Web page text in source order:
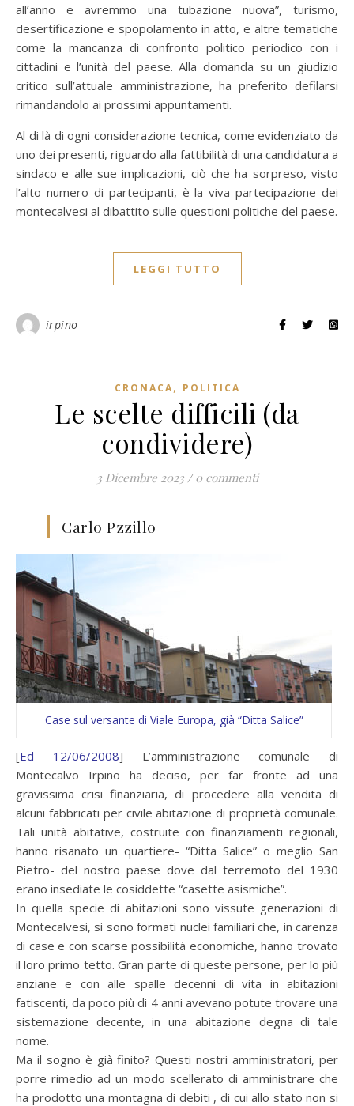
all’anno e avremmo una tubazione nuova”, turismo,
desertificazione e spopolamento in atto, e altre tematiche
come la mancanza di confronto politico periodico con i
cittadini e l’unità del paese. Alla domanda su un giudizio
critico sull’attuale amministrazione, ha preferito defilarsi
rimandandolo ai prossimi appuntamenti.
Al di là di ogni considerazione tecnica, come evidenziato da
uno dei presenti, riguardo alla fattibilità di una candidatura a
sindaco e alle sue implicazioni, ciò che ha sorpreso, visto
l’alto numero di partecipanti, è la viva partecipazione dei
montecalvesi al dibattito sulle questioni politiche del paese.
LEGGI TUTTO
irpino
CRONACA, POLITICA
Le scelte difficili (da
condividere)
3 Dicembre 2023 / 0 commenti
Carlo Pzzillo
Case sul versante di Viale Europa, già “Ditta Salice”
[ Ed 12/06/2008] L’amministrazione comunale di
Montecalvo Irpino ha deciso, per far fronte ad una
gravissima crisi finanziaria, di procedere alla vendita di
alcuni fabbricati per civile abitazione di proprietà comunale.
Tali unità abitative, costruite con finanziamenti regionali,
hanno risanato un quartiere- “Ditta Salice” o meglio San
Pietro- del nostro paese dove dal terremoto del 1930
erano insediate le cosiddette “casette asismiche”.
In quella specie di abitazioni sono vissute generazioni di
Montecalvesi, si sono formati nuclei familiari che, in carenza
di case e con scarse possibilità economiche, hanno trovato
il loro primo tetto. Gran parte di queste persone, per lo più
anziane e con alle spalle decenni di vita in abitazioni
fatiscenti, da poco più di 4 anni avevano potute trovare una
sistemazione decente, in una abitazione degna di tale
nome.
Ma il sogno è già finito? Questi nostri amministratori, per
porre rimedio ad un modo scellerato di amministrare che
ha prodotto una montagna di debiti , di cui allo stato non si